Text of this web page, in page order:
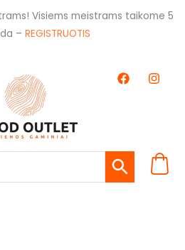
Visiems meistrams taikome 5
– REGISTRUOTIS
F
a
k
I
n
a
m